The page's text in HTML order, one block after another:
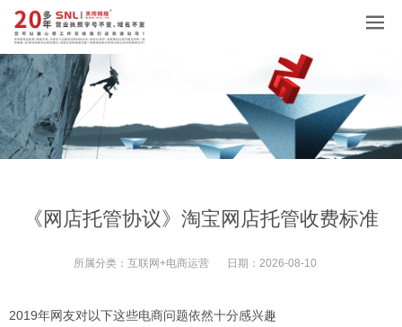
《网店托管协议》淘宝网店托管收费标准
所属分类： 互联网+电商运营 日期： 2026-08-10
2019年网友对以下这些电商问题依然十分感兴趣